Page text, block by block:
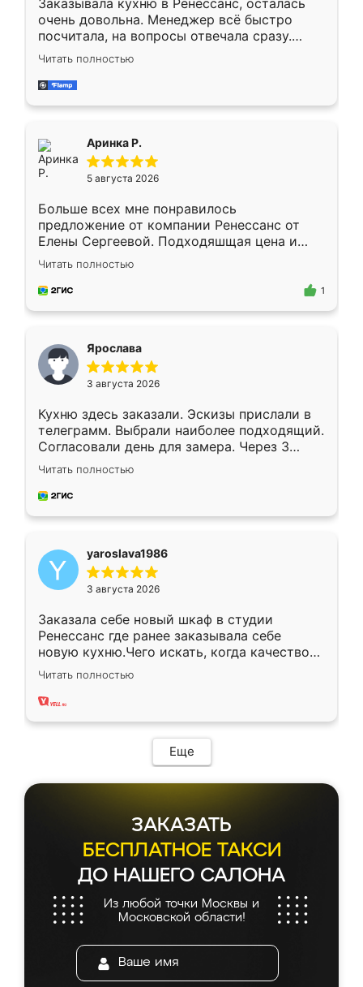
Заказывала кухню в Ренессанс, осталась
очень довольна. Менеджер всё быстро
посчитала, на вопросы отвечала сразу.
Замерщик приехал в субботу, подошёл к
делу со всей ответственностью. Собрали
за день, ребята работали аккуратно, даже
Читать полностью
Аринка Р.
5 августа 2026
Больше всех мне понравилось
предложение от компании Ренессанс от
Елены Сергеевой. Подходяшщая цена и
короткие сроки изготовления. Приехавший
для замера сотрудник Владислав
предложил по моему эскизу самый
Читать полностью
1
Ярослава
3 августа 2026
Кухню здесь заказали. Эскизы прислали в
телеграмм. Выбрали наиболее подходящий.
Согласовали день для замера. Через 3
недели кухня была уже готова. Остались
довольны работой. Спасибо Ренессанс
мебель за качественную работу!
Читать полностью
yaroslava1986
3 августа 2026
Заказала себе новый шкаф в студии
Ренессанс где ранее заказывала себе
новую кухню.Чего искать, когда качеством
вполне довольна. Служит кухня уже почти
два года, нареканий нет.
Читать полностью
Еще
ЗАКАЗАТЬ
БЕСПЛАТНОЕ ТАКСИ
ДО НАШЕГО САЛОНА
Из любой точки Москвы и
Московской области!